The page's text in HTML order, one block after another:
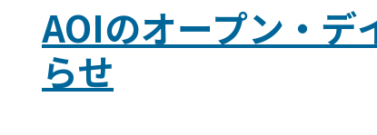
AOIのオープン・デ
らせ